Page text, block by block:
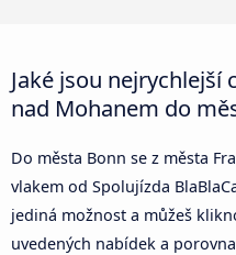
Jaké jsou nejrychlejší
nad Mohanem do
Do města Bonn se z města
vlakem od Spolujízda
jediná možnost a můžeš
uvedených nabídek a